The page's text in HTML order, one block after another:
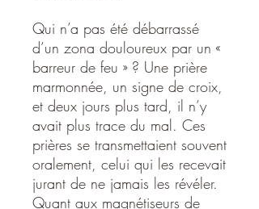
Qui n’a pas été débarrassé
d’un zona douloureux par un «
barreur de feu » ? Une prière
marmonnée, un signe de croix,
et deux jours plus tard, il n’y
avait plus trace du mal. Ces
prières se transmettaient souvent
oralement, celui qui les recevait
jurant de ne jamais les révéler.
Quant aux magnétiseurs de